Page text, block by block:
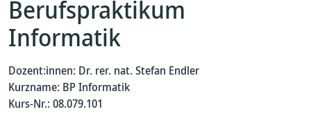
Berufspraktikum
Informatik
Dozent:innen: Dr. rer. nat. Stefan Endler
Kurzname: BP Informatik
Kurs-Nr.: 08.079.101